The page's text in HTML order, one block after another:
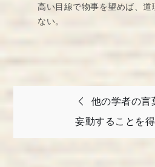
高い目線で物事を望めば、
ない。
投
ナ
他の学者の言
妄動することを